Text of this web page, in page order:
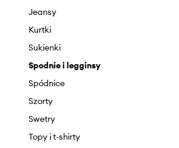
Jeansy
Kurtki
Sukienki
Spodnie i legginsy
Spódnice
Szorty
Swetry
Topy i t-shirty